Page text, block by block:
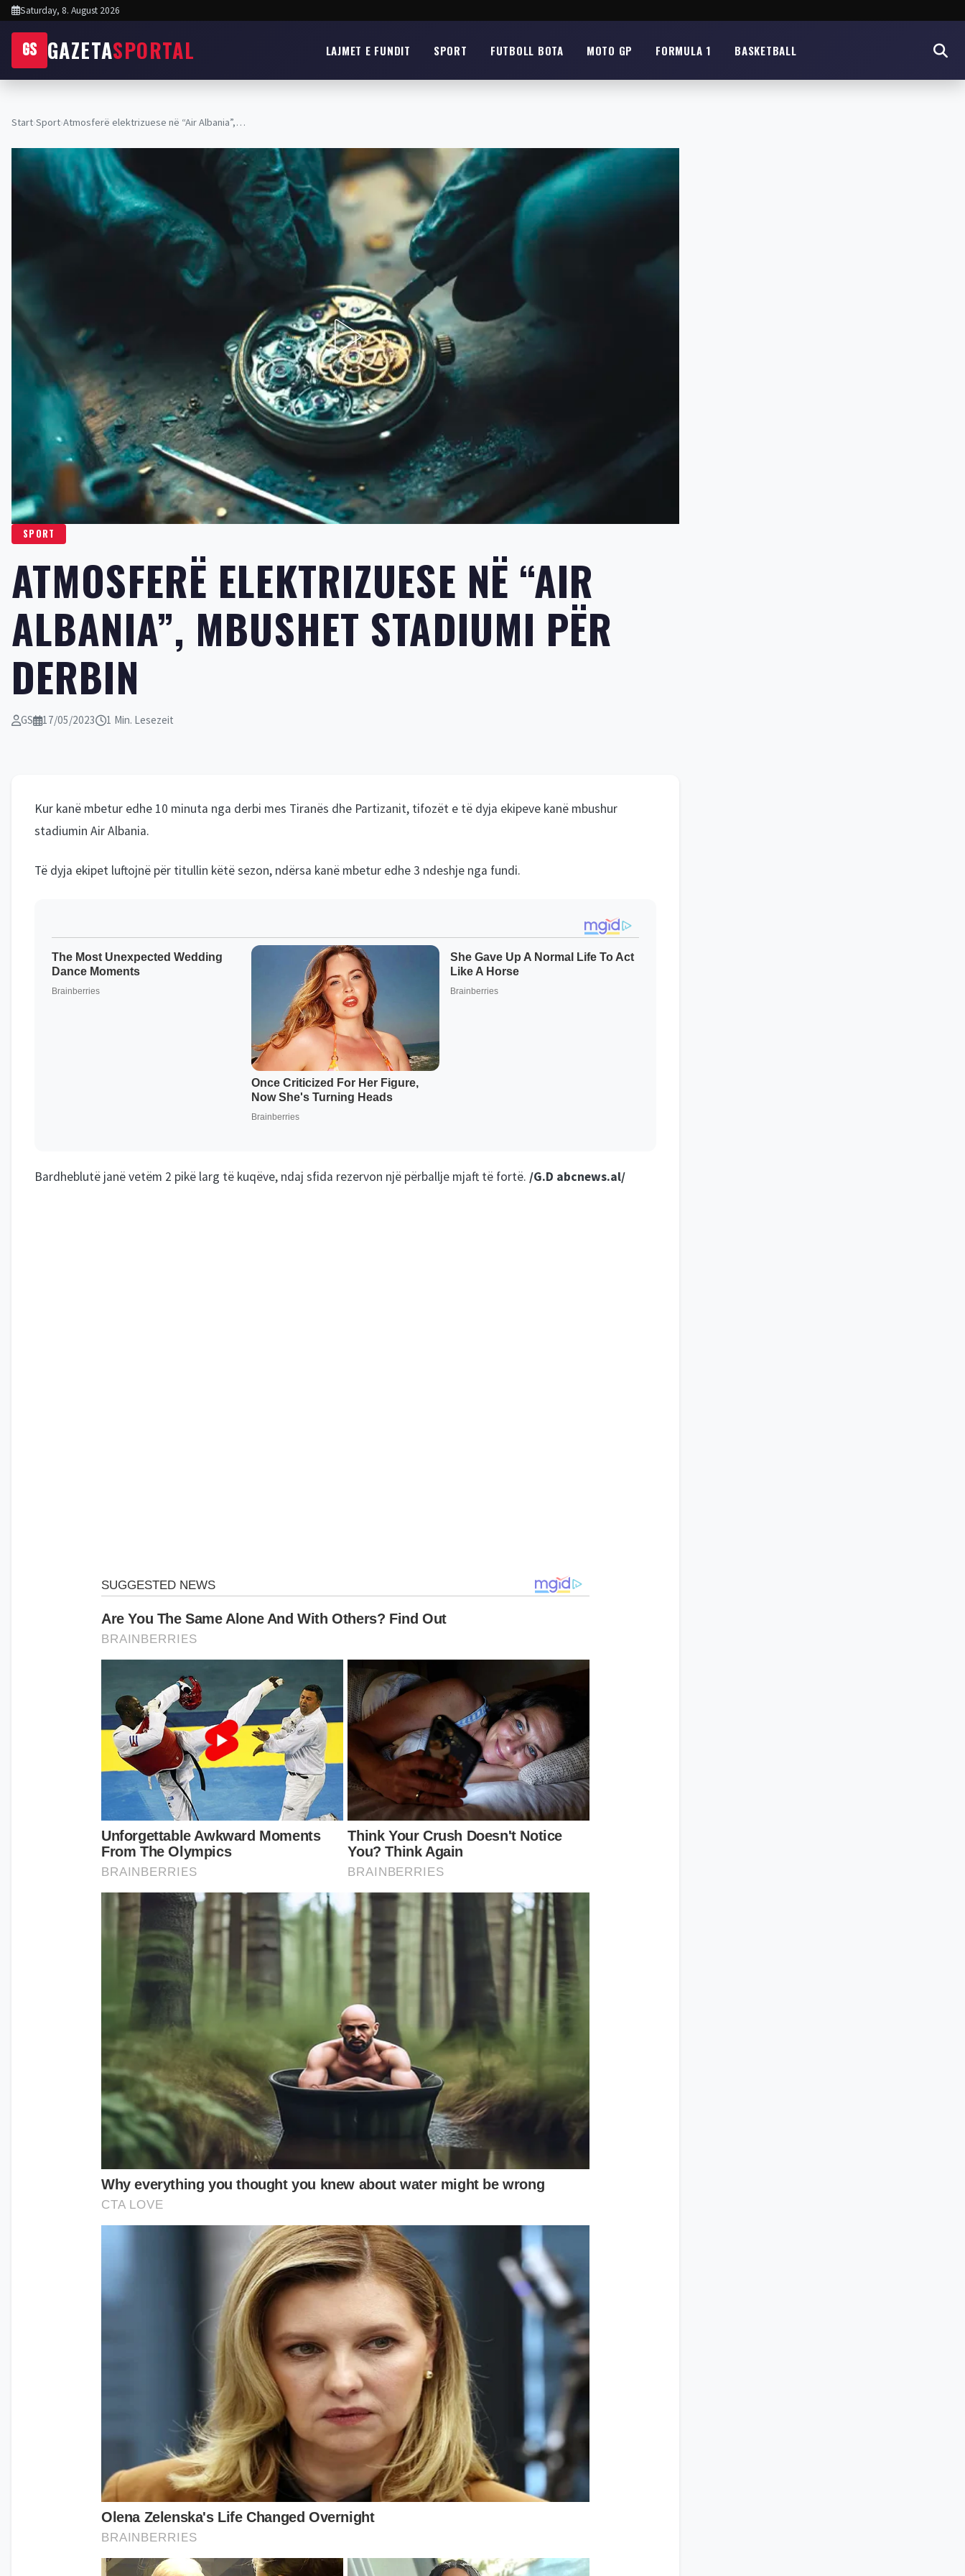
Saturday, 8. August 2026
GS GAZETASPORTAL LAJMET E FUNDIT SPORT FUTBOLL BOTA MOTO GP FORMULA 1 BASKETBALL
Start›Sport›Atmosferë elektrizuese në “Air Albania”,…
SPORT
ATMOSFERË ELEKTRIZUESE NË “AIR
ALBANIA”, MBUSHET STADIUMI PËR
DERBIN
GS 17/05/2023 1 Min. Lesezeit
Kur kanë mbetur edhe 10 minuta nga derbi mes Tiranës dhe Partizanit, tifozët e të dyja ekipeve kanë mbushur
stadiumin Air Albania.
Të dyja ekipet luftojnë për titullin këtë sezon, ndërsa kanë mbetur edhe 3 ndeshje nga fundi.
Bardheblutë janë vetëm 2 pikë larg të kuqëve, ndaj sfida rezervon një përballje mjaft të fortë. /G.D abcnews.al/